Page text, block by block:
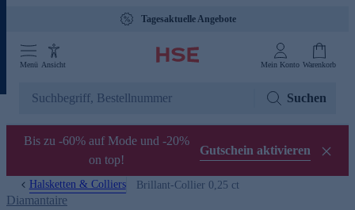
Tagesaktuelle Angebote
Menü Ansicht Mein Konto Warenkorb
Suchen
Bis zu -60% auf Mode und -20%
on top!
Gutschein aktivieren
Halsketten & Colliers Brillant-Collier 0,25 ct
Diamantaire